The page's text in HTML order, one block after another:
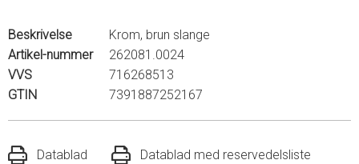
Beskrivelse
Krom, brun slange
Artikel-nummer
262081.0024
VVS
716268513
GTIN
7391887252167
Datablad Datablad med reservedelsliste